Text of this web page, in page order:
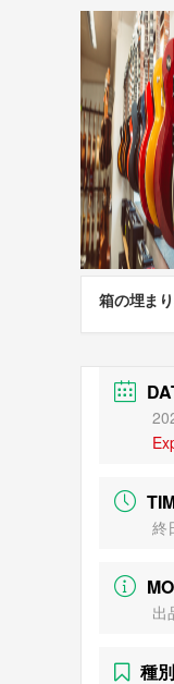
箱の埋ま
終
出
種別